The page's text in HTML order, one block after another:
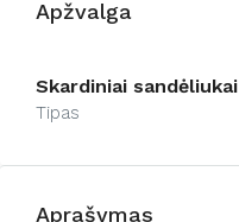
Apžvalga
Skardiniai sandėliukai
Tipas
Aprašymas